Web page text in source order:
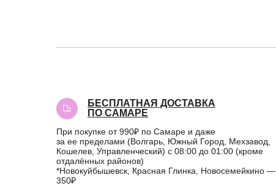
БЕСПЛАТНАЯ ДОСТАВКА
ПО САМАРЕ
При покупке от 990₽ по Самаре и даже
за ее пределами (Волгарь, Южный Город, Мехзавод,
Кошелев, Управленческий) с 08:00 до 01:00 (кроме
отдалённых районов)
*Новокуйбышевск, Красная Глинка, Новосемейкино —
350₽